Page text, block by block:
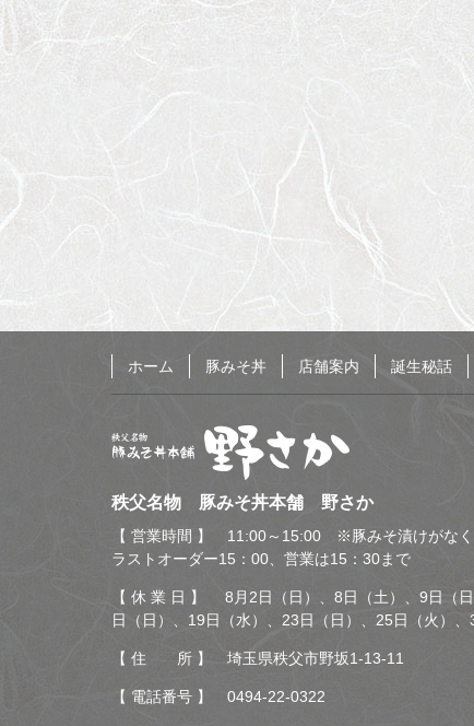
戻
ホーム 豚みそ丼 店舗案内 誕生秘話
秩父名物 豚みそ丼本舗
野さか
秩父名物 豚みそ丼本舗 野さか
【 営業時間 】 11:00～15:00 ※豚みそ漬けがなく
ラストオーダー15：00、営業は15：30まで
【 休 業 日 】 8月2日（日）、8日（土）、9日（
日（日）、19日（水）、23日（日）、25日（火）、
【 住 所 】 埼玉県秩父市野坂1-13-11
【 電話番号 】 0494-22-0322